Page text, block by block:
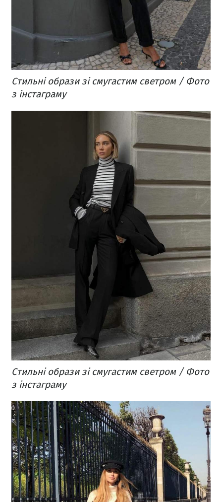
Стильні образи зі смугастим светром / Фото
з інстаграму
Стильні образи зі смугастим светром / Фото
з інстаграму